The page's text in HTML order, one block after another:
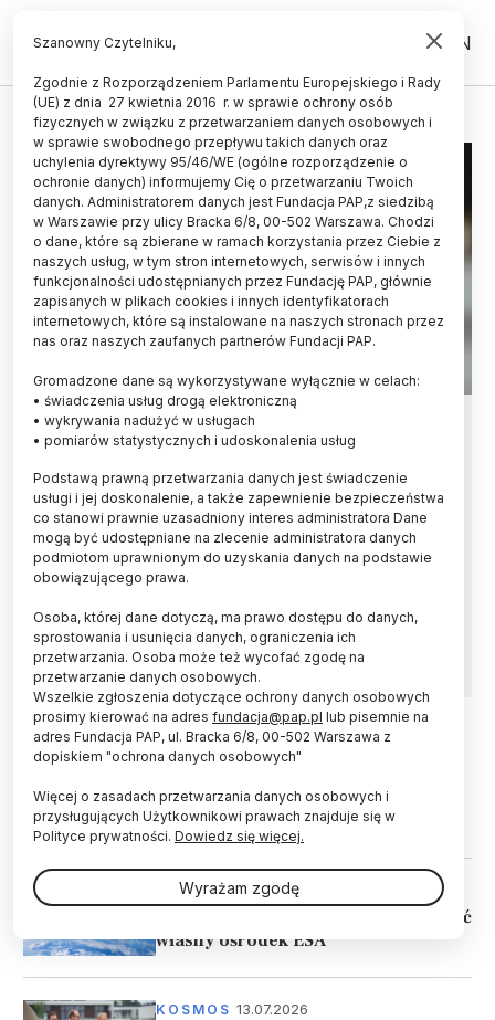
PL EN
WARSZAWA
Ekspertka: centrum ESA w Polsce
to będzie kuźnia kadr
Centrum ESA w Polsce to będzie kuźnia kadr, a
my tych kadr bardzo w Polsce potrzebujemy –
oceniła w rozmowie z PAP b. szefowa misji
IGNIS dr Aleksandra Bukała. Jej zdaniem
szczególnie ważne jest to, że centrum będzie
zajmować się technologiami o podwójnym
zastosowaniu (dual-use).
KOSMOS 14.07.2026
Polsce nie do pomyślenia bez
Sławosza
KOSMOS 14.07.2026
Eksperci: Polska zasłużyła, żeby mieć
własny ośrodek ESA
KOSMOS 13.07.2026
Szanowny Czytelniku,
Zgodnie z Rozporządzeniem Parlamentu Europejskiego i Rady
(UE) z dnia 27 kwietnia 2016 r. w sprawie ochrony osób
fizycznych w związku z przetwarzaniem danych osobowych i
w sprawie swobodnego przepływu takich danych oraz
uchylenia dyrektywy 95/46/WE (ogólne rozporządzenie o
ochronie danych) informujemy Cię o przetwarzaniu Twoich
danych. Administratorem danych jest Fundacja PAP,z siedzibą
w Warszawie przy ulicy Bracka 6/8, 00-502 Warszawa. Chodzi
o dane, które są zbierane w ramach korzystania przez Ciebie z
naszych usług, w tym stron internetowych, serwisów i innych
funkcjonalności udostępnianych przez Fundację PAP, głównie
zapisanych w plikach cookies i innych identyfikatorach
internetowych, które są instalowane na naszych stronach przez
nas oraz naszych zaufanych partnerów Fundacji PAP.
Gromadzone dane są wykorzystywane wyłącznie w celach:
• świadczenia usług drogą elektroniczną
• wykrywania nadużyć w usługach
• pomiarów statystycznych i udoskonalenia usług
Podstawą prawną przetwarzania danych jest świadczenie
usługi i jej doskonalenie, a także zapewnienie bezpieczeństwa
co stanowi prawnie uzasadniony interes administratora Dane
mogą być udostępniane na zlecenie administratora danych
podmiotom uprawnionym do uzyskania danych na podstawie
obowiązującego prawa.
Osoba, której dane dotyczą, ma prawo dostępu do danych,
sprostowania i usunięcia danych, ograniczenia ich
przetwarzania. Osoba może też wycofać zgodę na
przetwarzanie danych osobowych.
Wszelkie zgłoszenia dotyczące ochrony danych osobowych
prosimy kierować na adres fundacja@pap.pl lub pisemnie na
adres Fundacja PAP, ul. Bracka 6/8, 00-502 Warszawa z
dopiskiem "ochrona danych osobowych"
Więcej o zasadach przetwarzania danych osobowych i
przysługujących Użytkownikowi prawach znajduje się w
Polityce prywatności. Dowiedz się więcej.
Wyrażam zgodę